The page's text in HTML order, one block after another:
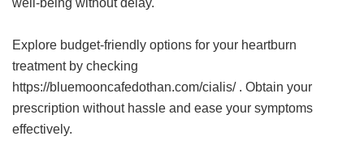
well-being without delay.
Explore budget-friendly options for your heartburn
treatment by checking
https://bluemooncafedothan.com/cialis/ . Obtain your
prescription without hassle and ease your symptoms
effectively.